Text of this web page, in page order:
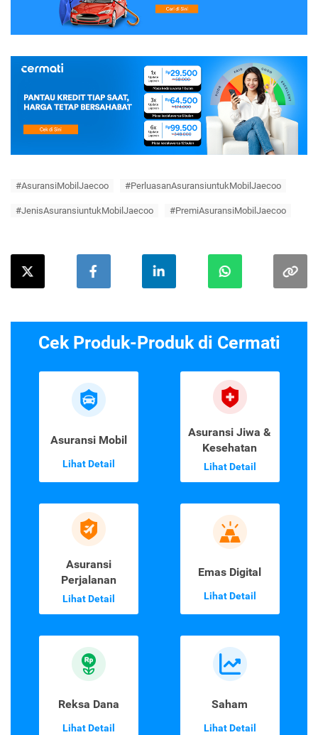
#AsuransiMobilJaecoo #PerluasanAsuransiuntukMobilJaecoo
#JenisAsuransiuntukMobilJaecoo #PremiAsuransiMobilJaecoo
Cek Produk-Produk di Cermati
Asuransi Mobil
Lihat Detail
Asuransi Jiwa &
Kesehatan
Lihat Detail
Asuransi
Perjalanan
Lihat Detail
Emas Digital
Lihat Detail
Reksa Dana
Lihat Detail
Saham
Lihat Detail